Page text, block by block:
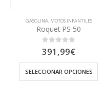
GASOLINA, MOTOS INFANTILES
Roquet PS 50
0out of 5
391,99€
SELECCIONAR OPCIONES